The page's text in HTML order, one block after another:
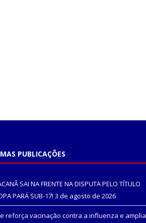
PUBLICAÇÕES
SAI NA FRENTE NA DISPUTA PELO TÍTULO
PARÁ SUB-17! 3 de agosto de 2026
reforça vacinação contra a influenza e amplia